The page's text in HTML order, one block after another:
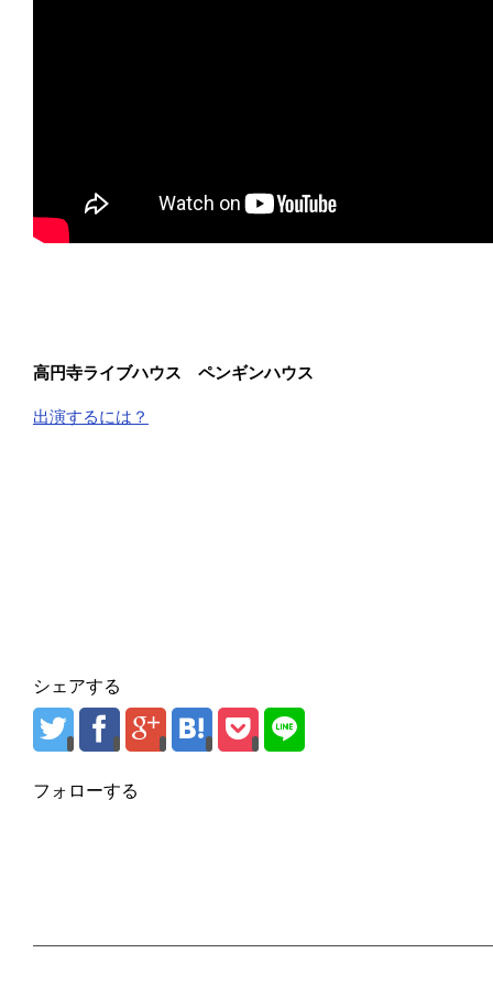
高円寺ライブハウス ペンギンハウス
出演するには？
シェアする
フォローする